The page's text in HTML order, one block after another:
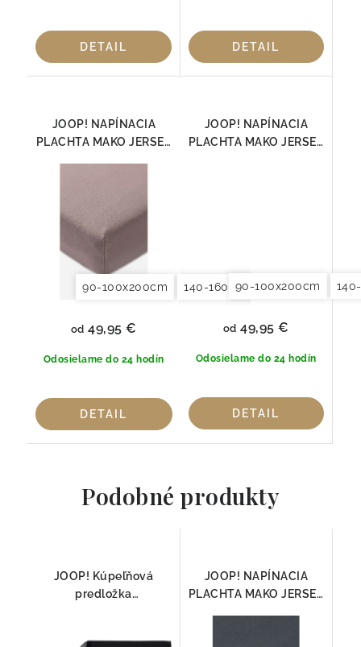
DETAIL DETAIL
JOOP! NAPÍNACIA
PLACHTA MAKO JERSEY
90-100x200cm 140-160x200cm
Odosielame do 24 hodín
od 49,95 €
DETAIL
JOOP! NAPÍNACIA
PLACHTA MAKO JERSEY
90-100x200cm
Odosielame do 24 hodín
od 49,95 €
DETAIL
Podobné produkty
JOOP! Kúpeľňová
predložka
JOOP! NAPÍNACIA
PLACHTA MAKO JERSEY